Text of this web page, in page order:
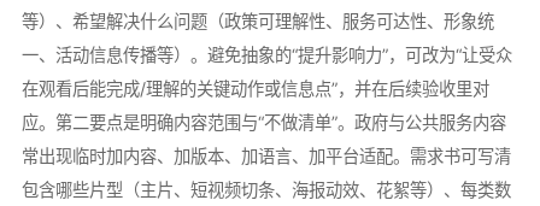
等）、希望解决什么问题（政策可理解性、服务可达性、形象统
一、活动信息传播等）。避免抽象的“提升影响力”，可改为“让受众
在观看后能完成/理解的关键动作或信息点”，并在后续验收里对
应。第二要点是明确内容范围与“不做清单”。政府与公共服务内容
常出现临时加内容、加版本、加语言、加平台适配。需求书可写清
包含哪些片型（主片、短视频切条、海报动效、花絮等）、每类数